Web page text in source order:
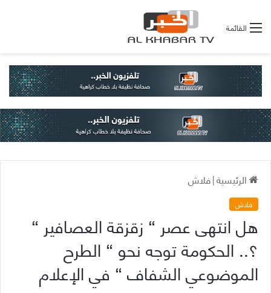
القائمة
الرئيسية|فلاش
فلاش
هل انتهى عصر “ زقزقة العصافير “
؟.. الحكومة توجه نحو “ الطرح
الموضوعي الشفاف “ في الإعلام